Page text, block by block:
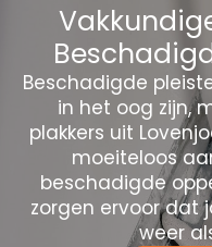
Beschadigde
in het oog zijn,
plakkers uit
moeiteloos
beschadigde
zorgen ervoor dat
weer